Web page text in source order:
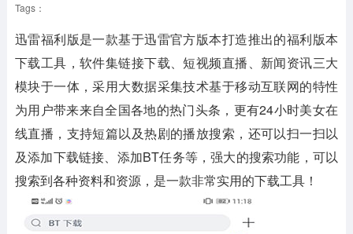
Tags：
迅雷福利版是一款基于迅雷官方版本打造推出的福利版本
下载工具，软件集链接下载、短视频直播、新闻资讯三大
模块于一体，采用大数据采集技术基于移动互联网的特性
为用户带来来自全国各地的热门头条，更有24小时美女在
线直播，支持短篇以及热剧的播放搜索，还可以扫一扫以
及添加下载链接、添加BT任务等，强大的搜索功能，可以
搜索到各种资料和资源，是一款非常实用的下载工具！